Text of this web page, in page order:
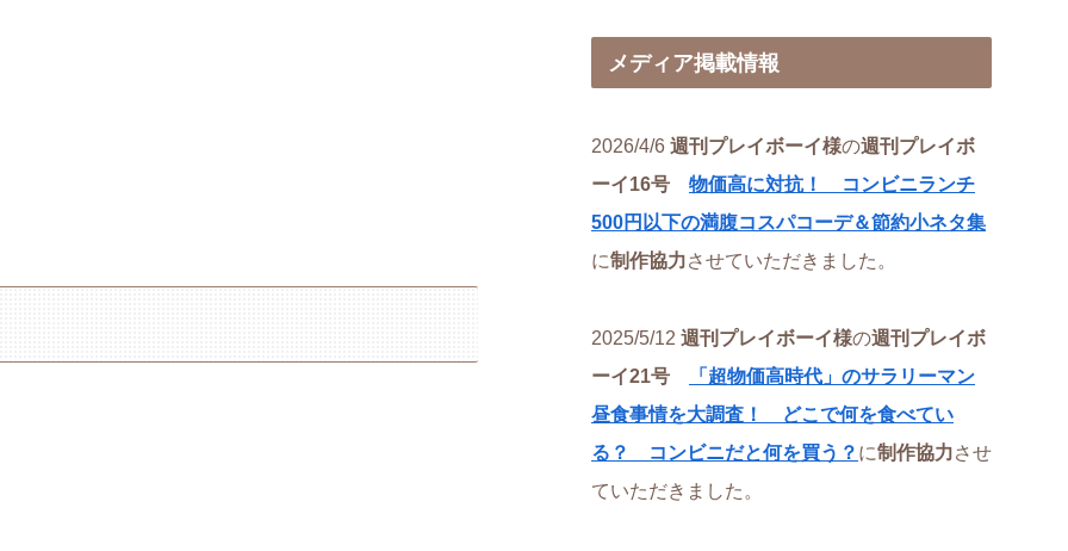
メディア掲載情報
2026/4/6 週刊プレイボーイ様の週刊プレイボ
ーイ16号 物価高に対抗！ コンビニランチ
500円以下の満腹コスパコーデ＆節約小ネタ集
に制作協力させていただきました。
2025/5/12 週刊プレイボーイ様の週刊プレイボ
ーイ21号
「超物価高時代」のサラリーマン
昼食事情を大調査！ どこで何を食べてい
る？ コンビニだと何を買う？ に制作協力させ
ていただきました。